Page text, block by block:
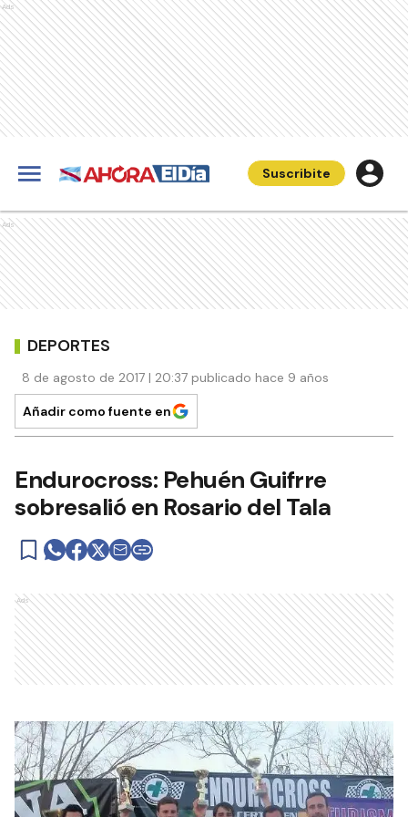
Ads
Suscribite
Ads
DEPORTES
8 de agosto de 2017 | 20:37 publicado hace 9 años
Añadir como fuente en
Endurocross: Pehuén Guifrre
sobresalió en Rosario del Tala
Ads